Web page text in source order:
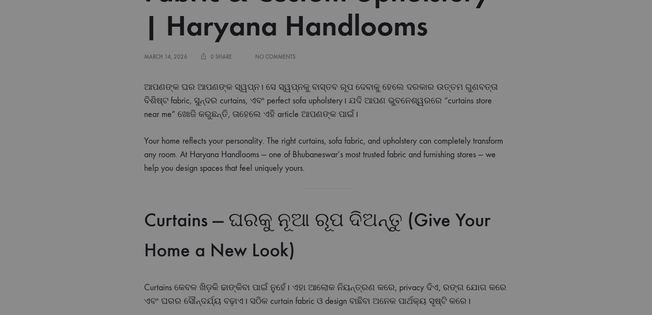
| Haryana Handlooms
MARCH 14, 2026 0 SHARE NO COMMENTSON
ଘର
ସଜାନ୍ତୁ
—
SOFA
CUSTOM
UPHOLSTERY
HARYANA
ଆପଣଙ୍କ ଘର ଆପଣଙ୍କ ସ୍ୱପ୍ନ। ସେ ସ୍ୱପ୍ନକୁ ବାସ୍ତବ ରୂପ ଦେବାକୁ ହେଲେ ଦରକାର ଉତ୍ତମ ଗୁଣବତ୍ତା
ବିଶିଷ୍ଟ fabric, ସୁନ୍ଦର curtains, ଏବଂ perfect sofa upholstery। ଯଦି ଆପଣ ଭୁବନେଶ୍ୱରରେ “curtains store
near me” ଖୋଜି କରୁଛନ୍ତି, ତାହେଲେ ଏହି article ଆପଣଙ୍କ ପାଇଁ।
Your home reflects your personality. The right curtains, sofa fabric, and upholstery can completely transform
any room. At Haryana Handlooms — one of Bhubaneswar’s most trusted fabric and furnishing stores — we
help you design spaces that feel uniquely yours.
Curtains — ଘରକୁ ନୂଆ ରୂପ ଦିଅନ୍ତୁ (Give Your
Home a New Look)
Curtains କେବଳ ଖିଡ଼କି ଢାଙ୍କିବା ପାଇଁ ନୁହେଁ। ଏହା ଆଲୋକ ନିୟନ୍ତ୍ରଣ କରେ, privacy ଦିଏ, ରଙ୍ଗ ଯୋଗ କରେ
ଏବଂ ଘରର ସୌନ୍ଦର୍ଯ୍ୟ ବଢ଼ାଏ। ସଠିକ curtain fabric ଓ design ବାଛିବା ଅନେକ ପାର୍ଥକ୍ୟ ସୃଷ୍ଟି କରେ।